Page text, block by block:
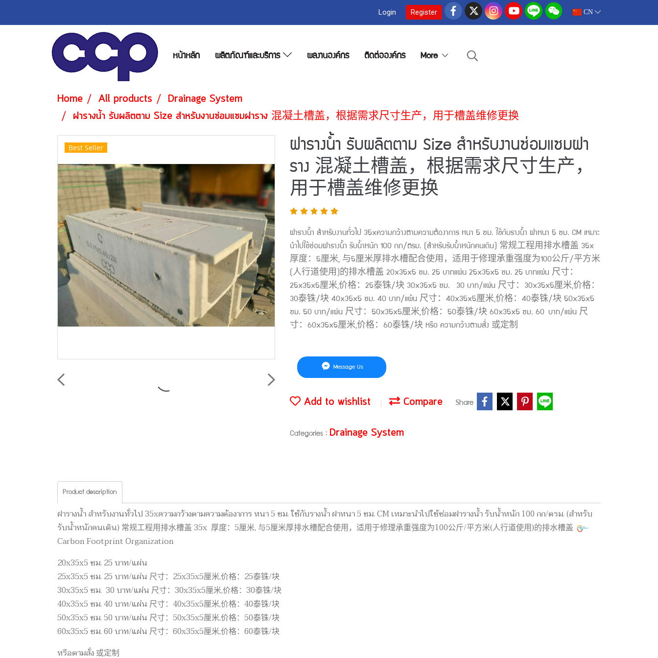
Login Register CN
หน้าหลัก ผลิตภัณฑ์และบริการ ผลงานองค์กร ติดต่อองค์กร More
Home All products
Drainage System
ฝารางน้ำ รับผลิตตาม Size สำหรับงานซ่อมแซมฝาราง 混凝土槽盖，根据需求尺寸生产，用于槽盖维修更换
Best Seller
ฝารางน้ำ รับผลิตตาม Size สำหรับงานซ่อมแซมฝา
ราง 混凝土槽盖，根据需求尺寸生产，
用于槽盖维修更换
ฝารางน้ำ สำหรับงานทั่วไป 35xความกว้างตามความต้องาการ หนา 5 ซม. ใช้กับรางน้ำ ฝาหนา 5 ซม. CM เหมาะ
นำไปใช้ซ่อมฝารางน้ำ รับน้ำหนัก 100 กก/ตรม. (สำหรับรับน้ำหนักคนเดิน) 常规工程用排水槽盖 35x
厚度：5厘米, 与5厘米厚排水槽配合使用，适用于修理承重强度为100公斤/平方米
(人行道使用)的排水槽盖 20x35x5 ซม. 25 บาทแผ่น 25x35x5 ซม. 25 บาทแผ่น 尺寸：
25x35x5厘米,价格：25泰铢/块 30x35x5 ซม. 30 บาท/แผ่น 尺寸：30x35x5厘米,价格：
30泰铢/块 40x35x5 ซม. 40 บาท/แผ้น 尺寸：40x35x5厘米,价格：40泰铢/块 50x35x5
ซม. 50 บาท/แผ่น 尺寸：50x35x5厘米,价格：50泰铢/块 60x35x5 ซม. 60 บาท/แผ่น 尺
寸：60x35x5厘米,价格：60泰铢/块 หรือ ความกว้างตามสั่ง 或定制
Message Us
Add to wishlist Compare Share
Categories : Drainage System
Product description
ฝารางน้ำ สำหรับงานทั่วไป 35xความกว้างตามความต้องาการ หนา 5 ซม. ใช้กับรางน้ำ ฝาหนา 5 ซม. CMเหมาะนำไปใช้ซ่อมฝารางน้ำ รับน้ำหนัก 100 กก/ตรม. (สำหรับ
รับน้ำหนักคนเดิน) 常规工程用排水槽盖 35x 厚度：5厘米, 与5厘米厚排水槽配合使用，适用于修理承重强度为100公斤/平方米(人行道使用)的排水槽盖
Carbon Footprint Organization
20x35x5 ซม. 25 บาท/แผ่น
25x35x5 ซม. 25 บาท/แผ่น 尺寸：25x35x5厘米,价格：25泰铢/块
30x35x5 ซม. 30 บาท/แผ่น 尺寸：30x35x5厘米,价格：30泰铢/块
40x35x5 ซม. 40 บาท/แผ่น 尺寸：40x35x5厘米,价格：40泰铢/块
50x35x5 ซม. 50 บาท/แผ่น 尺寸：50x35x5厘米,价格：50泰铢/块
60x35x5 ซม. 60 บาท/แผ่น 尺寸：60x35x5厘米,价格：60泰铢/块
หรือตามสั่ง 或定制